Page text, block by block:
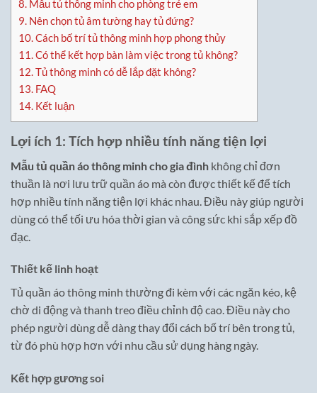
8. Mẫu tủ thông minh cho phòng trẻ em
9. Nên chọn tủ âm tường hay tủ đứng?
10.Cách bố trí tủ thông minh hợp phong thủy
11.Có thể kết hợp bàn làm việc trong tủ không?
12.Tủ thông minh có dễ lắp đặt không?
13. FAQ
14. Kết luận
Lợi ích 1: Tích hợp nhiều tính năng tiện lợi
Mẫu tủ quần áo thông minh cho gia đình không chỉ đơn
thuần là nơi lưu trữ quần áo mà còn được thiết kế để tích
hợp nhiều tính năng tiện lợi khác nhau. Điều này giúp người
dùng có thể tối ưu hóa thời gian và công sức khi sắp xếp đồ
đạc.
Thiết kế linh hoạt
Tủ quần áo thông minh thường đi kèm với các ngăn kéo, kệ
chờ di động và thanh treo điều chỉnh độ cao. Điều này cho
phép người dùng dễ dàng thay đổi cách bố trí bên trong tủ,
từ đó phù hợp hơn với nhu cầu sử dụng hàng ngày.
Kết hợp gương soi